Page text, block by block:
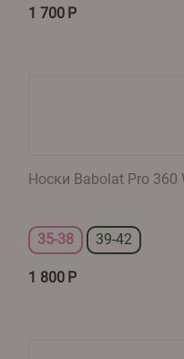
1 700 Р
Носки Babolat Pro 360
35-38 39-42
1 800 Р